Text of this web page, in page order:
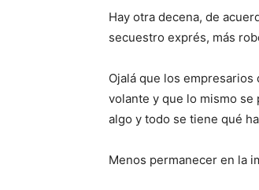
Hay otra decena, de
secuestro exprés, más
Ojalá que los
volante y que lo mismo se
algo y todo se tiene qué
Menos permanecer en la